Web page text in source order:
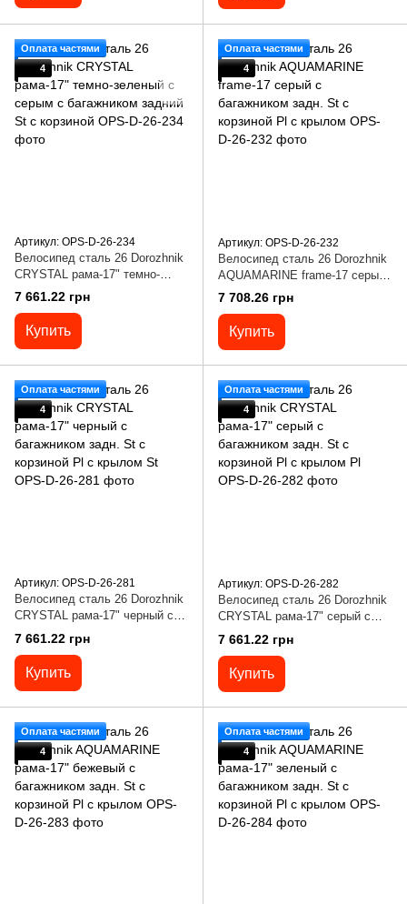
Оплата частями
4
Артикул: OPS-D-26-234
Велосипед сталь 26 Dorozhnik
CRYSTAL рама-17" темно-
зеленый с серым с багажником
задний St с корзиной
7 661.22 грн
Купить
Оплата частями
4
Артикул: OPS-D-26-232
Велосипед сталь 26 Dorozhnik
AQUAMARINE frame-17 серый
с багажником задн. St с
корзиной Pl с крылом
7 708.26 грн
Купить
Оплата частями
4
Артикул: OPS-D-26-281
Велосипед сталь 26 Dorozhnik
CRYSTAL рама-17" черный с
багажником задн. St с
корзиной Pl с крылом St
7 661.22 грн
Купить
Оплата частями
4
Артикул: OPS-D-26-282
Велосипед сталь 26 Dorozhnik
CRYSTAL рама-17" серый с
багажником задн. St с
корзиной Pl с крылом Pl
7 661.22 грн
Купить
Оплата частями
4
Оплата частями
4